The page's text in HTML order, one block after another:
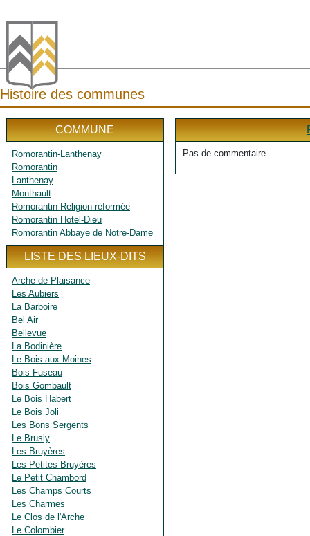
Histoire des communes
COMMUNE
Romorantin-Lanthenay
Romorantin
Lanthenay
Monthault
Romorantin Religion réformée
Romorantin Hotel-Dieu
Romorantin Abbaye de Notre-Dame
LISTE DES LIEUX-DITS
Arche de Plaisance
Les Aubiers
La Barboire
Bel Air
Bellevue
La Bodinière
Le Bois aux Moines
Bois Fuseau
Bois Gombault
Le Bois Habert
Le Bois Joli
Les Bons Sergents
Le Brusly
Les Bruyères
Les Petites Bruyères
Le Petit Chambord
Les Champs Courts
Les Charmes
Le Clos de l'Arche
Le Colombier
Pas de commentaire.